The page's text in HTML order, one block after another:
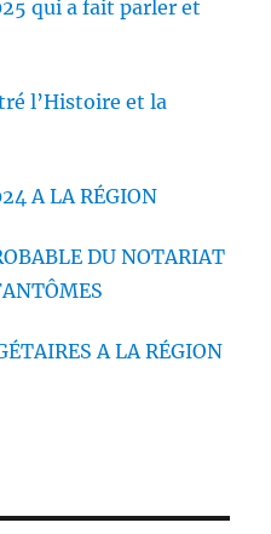
qui a fait parler et
l’Histoire et la
A LA RÉGION
DU NOTARIAT
A LA RÉGION